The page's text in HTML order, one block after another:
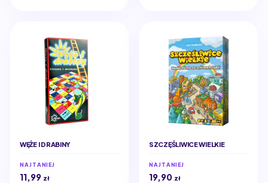
WĘŻE I DRABINY
NAJTANIEJ
11,99 zł
SZCZĘŚLIWICE WIELKIE
NAJTANIEJ
19,90 zł